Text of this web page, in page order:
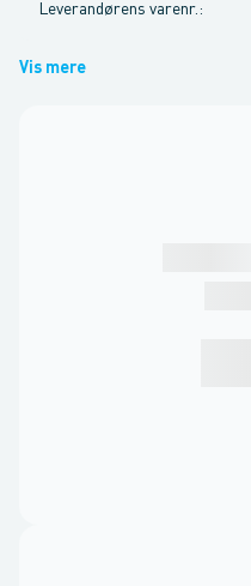
Leverandørens varenr. :
Vis mere